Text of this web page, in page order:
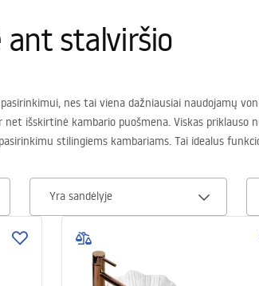
ant stalviršio
nes tai viena dažniausiai naudojamų
išskirtinė kambario puošmena. Viskas
stilingiems kambariams. Tai idealus
Yra sandėlyje